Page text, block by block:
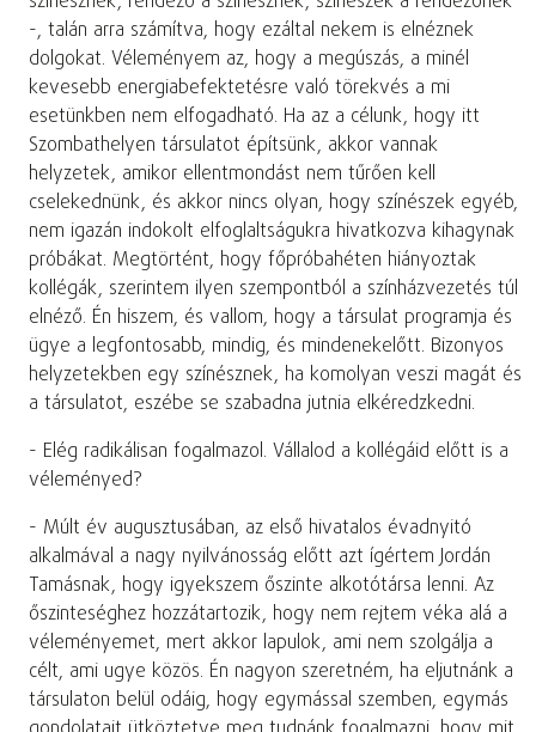
-, talán arra számítva, hogy ezáltal nekem is elnéznek
dolgokat. Véleményem az, hogy a megúszás, a minél
kevesebb energiabefektetésre való törekvés a mi
esetünkben nem elfogadható. Ha az a célunk, hogy itt
Szombathelyen társulatot építsünk, akkor vannak
helyzetek, amikor ellentmondást nem tűrően kell
cselekednünk, és akkor nincs olyan, hogy színészek egyéb,
nem igazán indokolt elfoglaltságukra hivatkozva kihagynak
próbákat. Megtörtént, hogy főpróbahéten hiányoztak
kollégák, szerintem ilyen szempontból a színházvezetés túl
elnéző. Én hiszem, és vallom, hogy a társulat programja és
ügye a legfontosabb, mindig, és mindenekelőtt. Bizonyos
helyzetekben egy színésznek, ha komolyan veszi magát és
a társulatot, eszébe se szabadna jutnia elkéredzkedni.
- Elég radikálisan fogalmazol. Vállalod a kollégáid előtt is a
véleményed?
- Múlt év augusztusában, az első hivatalos évadnyitó
alkalmával a nagy nyilvánosság előtt azt ígértem Jordán
Tamásnak, hogy igyekszem őszinte alkotótársa lenni. Az
őszinteséghez hozzátartozik, hogy nem rejtem véka alá a
véleményemet, mert akkor lapulok, ami nem szolgálja a
célt, ami ugye közös. Én nagyon szeretném, ha eljutnánk a
társulaton belül odáig, hogy egymással szemben, egymás